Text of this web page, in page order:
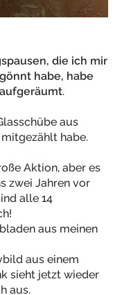
die ich mir
habe, habe
.
aus
mitgezählt habe.
Aktion, aber es
zwei Jahren vor
alle 14
aus meinen
aus einem
sieht jetzt wieder
aus.